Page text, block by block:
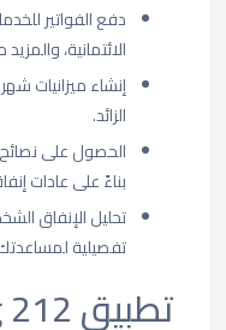
دفع الفواتير
الائتمانية،
إنشاء ميزانيات
الزائد.
الحصول على
بناءً على عادات
تحليل الإنفاق
تفصيلية